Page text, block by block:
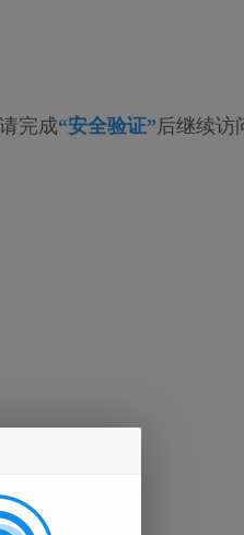
完成“安全验证”后继续访